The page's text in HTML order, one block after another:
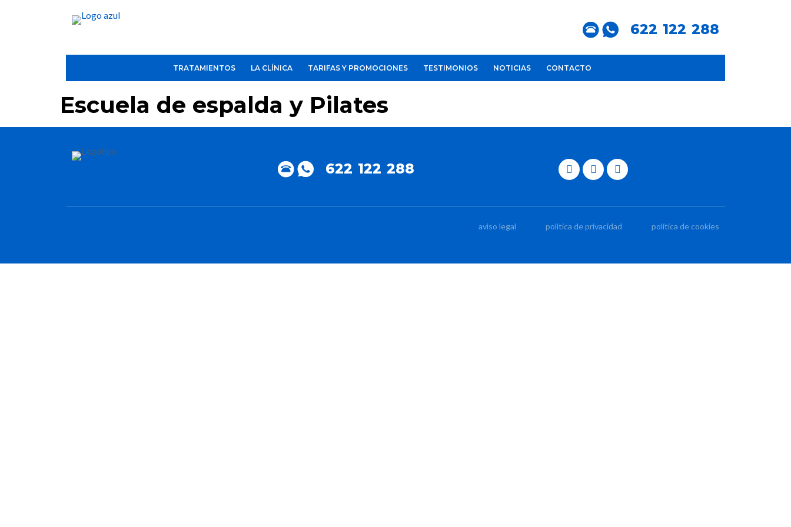
622 122 288
TRATAMIENTOS LA CLÍNICA TARIFAS Y PROMOCIONES TESTIMONIOS NOTICIAS CONTACTO
Escuela de espalda y Pilates
622 122 288
aviso legal política de privacidad política de cookies